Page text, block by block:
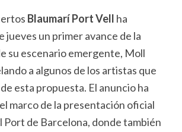
Blaumarí Port Vell ha
jueves un primer avance de la
su escenario emergente, Moll
a algunos de los artistas que
esta propuesta. El anuncio ha
marco de la presentación oficial
Port de Barcelona, ​​donde también